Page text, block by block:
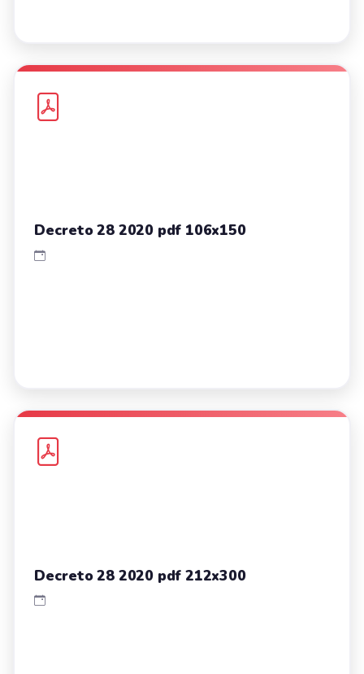
Decreto 28 2020 pdf 106x150
Decreto 28 2020 pdf 212x300